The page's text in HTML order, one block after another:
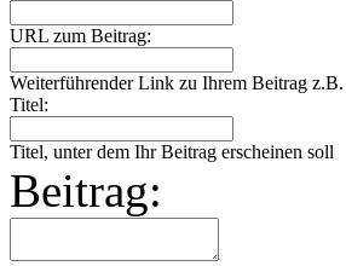
URL zum Beitrag:
Weiterführender Link zu Ihrem Beitrag
Titel:
Titel, unter dem Ihr Beitrag erscheinen soll
Beitrag: